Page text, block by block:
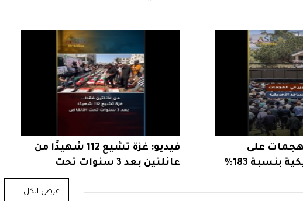
على
المساجد الأمريكية بنسبة 183%
فيديو: غزة تشيع 112 شهيدًا من
عائلتين بعد 3 سنوات تحت
عرض الكل